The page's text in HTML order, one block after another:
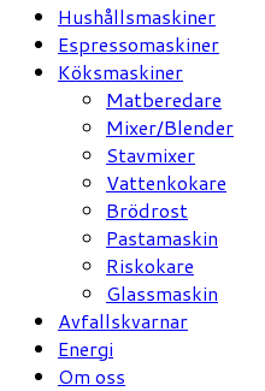
Hushållsmaskiner
Espressomaskiner
Köksmaskiner
Matberedare
Mixer/Blender
Stavmixer
Vattenkokare
Brödrost
Pastamaskin
Riskokare
Glassmaskin
Avfallskvarnar
Energi
Om oss